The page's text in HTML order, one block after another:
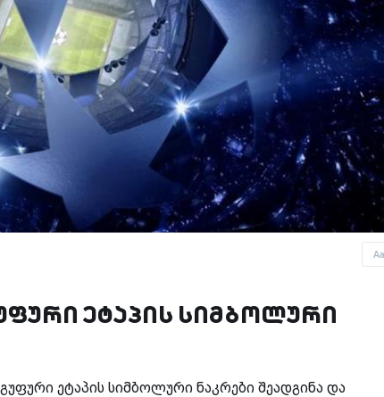
Aa
ეტაპის სიმბოლური
ეტაპის სიმბოლური ნაკრები შეადგინა და